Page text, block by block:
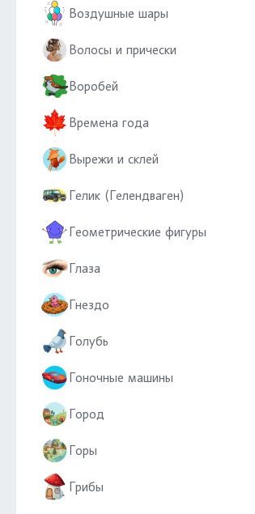
Воздушные шары
Волосы и прически
Воробей
Времена года
Вырежи и склей
Гелик (Гелендваген)
Геометрические фигуры
Глаза
Гнездо
Голубь
Гоночные машины
Город
Горы
Грибы